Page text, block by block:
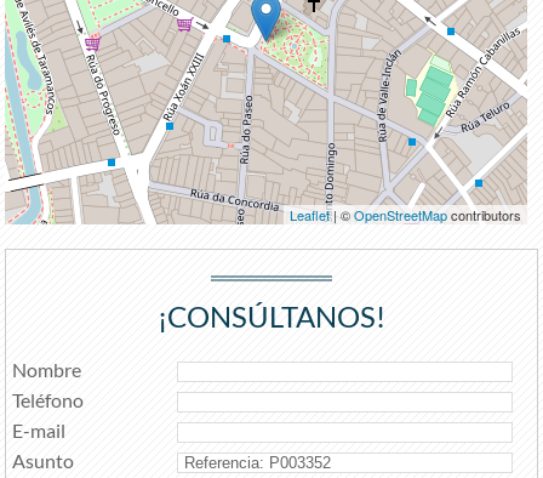
Leaflet| ©OpenStreetMapcontributors
¡CONSÚLTANOS!
Nombre
Teléfono
E-mail
Asunto